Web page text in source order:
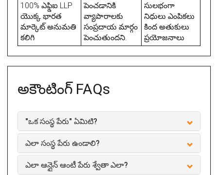
100% ఎఫ్డిఐ LLP
యొక్క భారత
మార్కెట్ అనుమతి
కలిగి
పెంచడానికి
వ్యాపారాలకు
సంప్రదాయ మార్గం
పెంచుతుందని.
సులభంగా
నిధులు ఎంపికలు
కింద అతుకులు
ప్రయోజనాలు
అకౌంటింగ్ FAQs
"ఒక సంస్థ పేరు" ఏమిటి?
ఎలా సంస్థ పేరు ఉండాలి?
ఎలా ఆన్లైన్ ఆంటీ పేరు శ్వేతా ఎలా?